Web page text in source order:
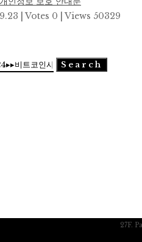
Votes 0 Views 50329
Search
27F.